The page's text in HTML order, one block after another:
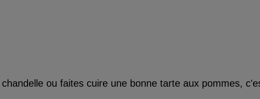
ou faites cuire une bonne tarte aux pommes,